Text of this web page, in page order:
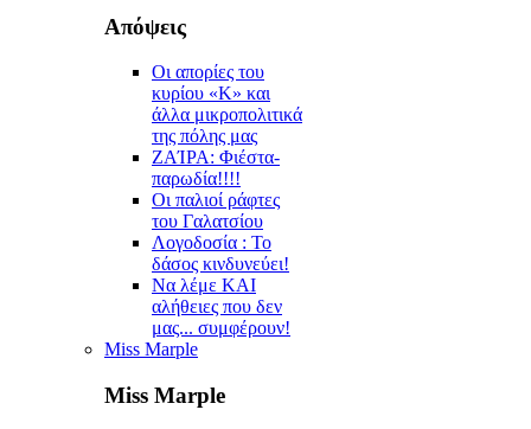
Απόψεις
Οι απορίες του
κυρίου «Κ» και
άλλα μικροπολιτικά
της πόλης μας
ZAΊΡΑ: Φιέστα-
παρωδία!!!!
Οι παλιοί ράφτες
του Γαλατσίου
Λογοδοσία : Το
δάσος κινδυνεύει!
Να λέμε ΚΑΙ
αλήθειες που δεν
μας... συμφέρουν!
Miss Marple
Miss Marple